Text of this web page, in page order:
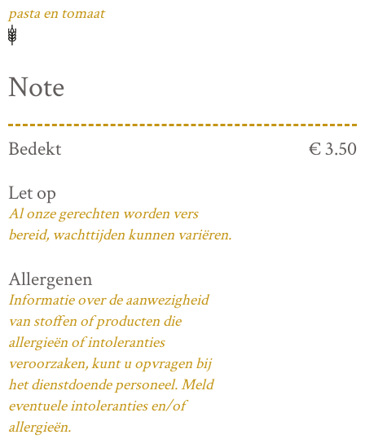
pasta en tomaat
Note
Bedekt
€ 3.50
Let op
Al onze gerechten worden vers
bereid, wachttijden kunnen variëren.
Allergenen
Informatie over de aanwezigheid
van stoffen of producten die
allergieën of intoleranties
veroorzaken, kunt u opvragen bij
het dienstdoende personeel. Meld
eventuele intoleranties en/of
allergieën.